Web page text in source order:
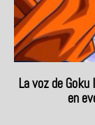
La voz de
en